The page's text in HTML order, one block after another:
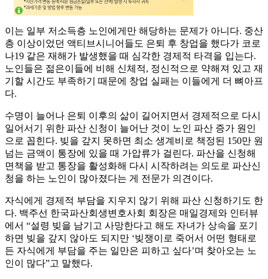
이는 일부 저소득층 노인에게만 해당하는 문제가 아니다. 중산
층 이상이었던 액티브시니어들도 은퇴 후 창업을 했다가 코로
나19 같은 재해가 발생했을 때 심각한 경제적 타격을 입는다.
노인들은 젊은이들에 비해 신체적, 정신적으로 약해져 있고 재
기할 시간도 부족하기 때문에 창업 실패는 이들에게 더 뼈아프
다.
수명이 늘어나 은퇴 이후의 삶이 길어지면서 경제적으로 다시
일어서기 위한 파산 신청이 늘어난 것이 노인 파산 증가 원인
으로 꼽힌다. 빚을 갚지 못하면 최소 생계비로 책정된 150만 원
넘는 금액이 통장에 있을 때 가압류가 걸린다. 파산을 신청해
면책을 받고 통장을 활성화해 다시 시작하려는 의도로 파산신
청을 하는 노인이 많아졌다는 게 전문가 의견이다.
자식에게 경제적 부담을 지우지 않기 위해 파산 신청하기도 한
다. 백주선 한국파산회생변호사회 회장은 매일경제와 인터뷰
에서 “설령 빚을 남기고 사망한다고 해도 자녀가 상속을 포기
하면 빚을 갚지 않아도 되지만 ‘빚쟁이로 죽어서 어떤 형태로
든 자식에게 부담을 주는 일만은 피하고 싶다’며 찾아오는 노
인이 많다”고 말했다.